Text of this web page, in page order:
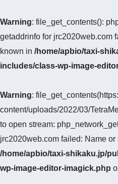
Warning: file_get_contents():
getaddrinfo for jrc2020web.com
known in /home/apbio/taxi-
includes/class-wp-image-
Warning:
content/uploads/2022/03/
to open stream:
jrc2020web.com failed: Name
/home/apbio/taxi-shikaku.jp/
wp-image-editor-imagick.php